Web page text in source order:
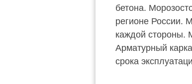
бетона.
регионе России.
каждой стороны.
Арматурный
срока